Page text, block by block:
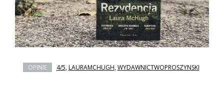
OPINIE 4/5,LAURAMCHUGH,WYDAWNICTWOPROSZYNSKI